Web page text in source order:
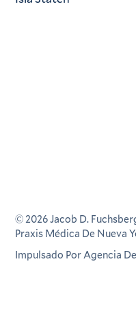
©2026Jacob D.
Praxis Médica De Nueva
Impulsado Por Agencia